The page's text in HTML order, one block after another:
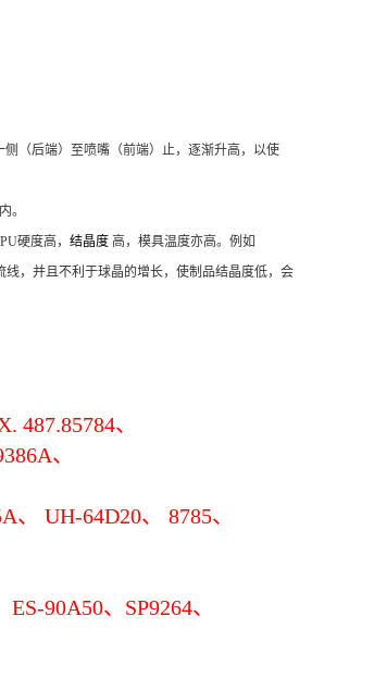
（后端）至喷嘴（前端）止，逐渐升高，以使
。
硬度高， 结晶度 高，模具温度亦高。例如
，并且不利于球晶的增长，使制品结晶度低，会
487.85784、
、
UH-64D20、 8785、
90A50、SP9264、